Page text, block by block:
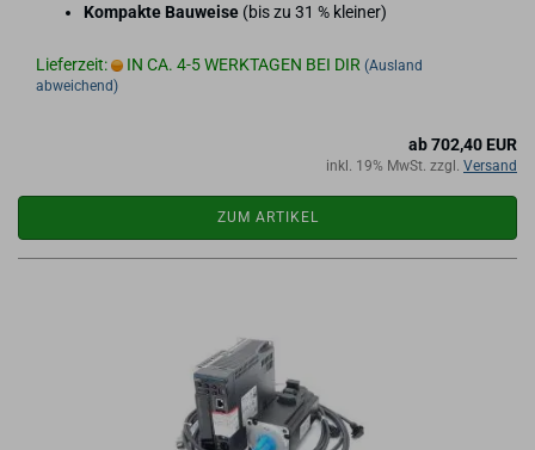
Kom­pak­te Bau­wei­se (bis zu 31 % klei­ner)
Lieferzeit: IN CA. 4-5 WERKTAGEN BEI DIR (Ausland
abweichend)
ab 702,40 EUR
inkl. 19% MwSt. zzgl. Versand
ZUM ARTIKEL